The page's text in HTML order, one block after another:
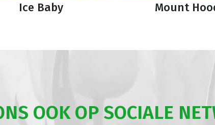
Ice Baby Mount
OOK OP SOCIALE